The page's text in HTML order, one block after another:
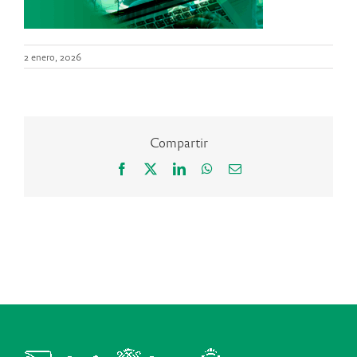
2 enero, 2026
Compartir
Facebook LinkedInWhatsApp
Correo